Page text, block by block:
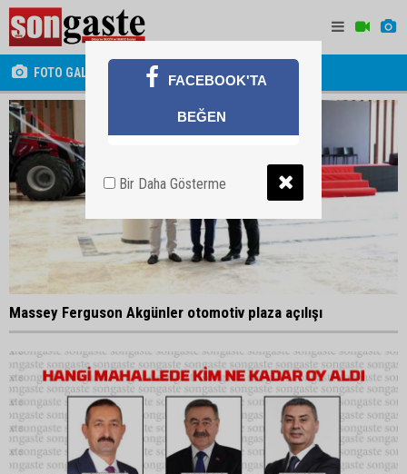
FOTO GALERİ
Massey Ferguson Akgünler otomotiv plaza açılışı
FACEBOOK'TA
BEĞEN
Bir Daha Gösterme